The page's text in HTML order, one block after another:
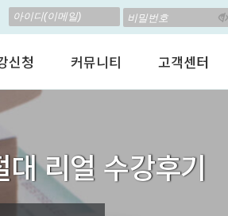
수강료안내
자율수강신청
AI 수강신청
그룹수업신청
AI뉴스룸
멤버쉽 안내
신청 커뮤니티 고객센터
리얼 수강후기